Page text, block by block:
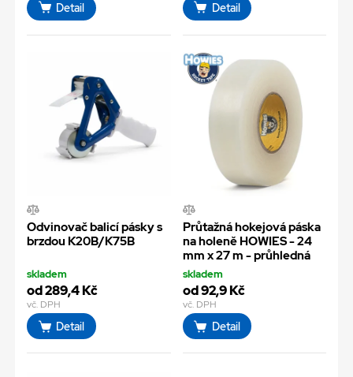
Detail Detail
Odvinovač balicí pásky s
brzdou K20B/K75B
skladem
od 289,4 Kč
vč. DPH
Detail
Průtažná hokejová páska
na holeně HOWIES - 24
mm x 27 m - průhledná
skladem
od 92,9 Kč
vč. DPH
Detail